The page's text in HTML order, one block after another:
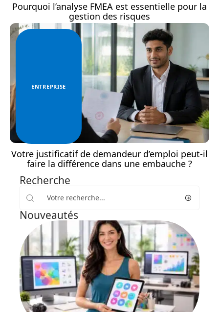
Pourquoi l’analyse FMEA est essentielle pour la
gestion des risques
ENTREPRISE
Votre justificatif de demandeur d’emploi peut-il
faire la différence dans une embauche ?
Recherche
Nouveautés